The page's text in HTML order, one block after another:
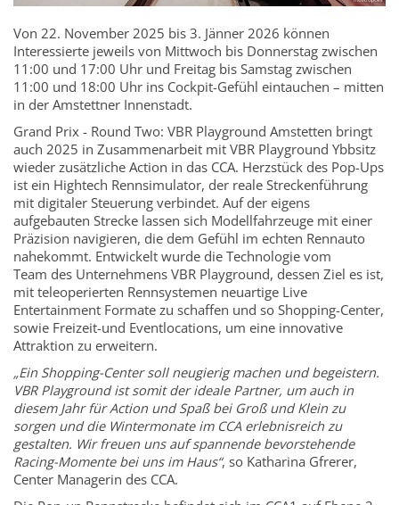
Von 22. November 2025 bis 3. Jänner 2026 können
Interessierte jeweils von Mittwoch bis Donnerstag zwischen
11:00 und 17:00 Uhr und Freitag bis Samstag zwischen
11:00 und 18:00 Uhr ins Cockpit-Gefühl eintauchen – mitten
in der Amstettner Innenstadt.
Grand Prix - Round Two: VBR Playground Amstetten bringt
auch 2025 in Zusammenarbeit mit VBR Playground Ybbsitz
wieder zusätzliche Action in das CCA. Herzstück des Pop-Ups
ist ein Hightech Rennsimulator, der reale Streckenführung
mit digitaler Steuerung verbindet. Auf der eigens
aufgebauten Strecke lassen sich Modellfahrzeuge mit einer
Präzision navigieren, die dem Gefühl im echten Rennauto
nahekommt. Entwickelt wurde die Technologie vom
Team des Unternehmens VBR Playground, dessen Ziel es ist,
mit teleoperierten Rennsystemen neuartige Live
Entertainment Formate zu schaffen und so Shopping-Center,
sowie Freizeit-und Eventlocations, um eine innovative
Attraktion zu erweitern.
„Ein Shopping-Center soll neugierig machen und begeistern.
VBR Playground ist somit der ideale Partner, um auch in
diesem Jahr für Action und Spaß bei Groß und Klein zu
sorgen und die Wintermonate im CCA erlebnisreich zu
gestalten. Wir freuen uns auf spannende bevorstehende
Racing-Momente bei uns im Haus“, so Katharina Gfrerer,
Center Managerin des CCA.